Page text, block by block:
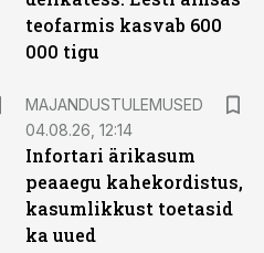
teofarmis kasvab 600
000 tigu
MAJANDUSTULEMUSED
04.08.26, 12:14
Infortari ärikasum
peaaegu kahekordistus,
kasumlikkust toetasid
ka uued